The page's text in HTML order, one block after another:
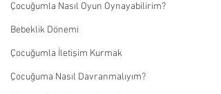
Çocuğumla Nasıl Oyun Oynayabilirim?
Bebeklik Dönemi
Çocuğumla İletişim Kurmak
Çocuğuma Nasıl Davranmalıyım?